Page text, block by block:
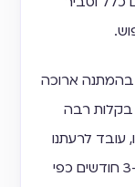
בהמתנה ארוכה
בקלות רבה
עובד לרעתנו
או לטובתנו. זאת מבלי שנצטרך לחכות 3-4 חודשים כפי